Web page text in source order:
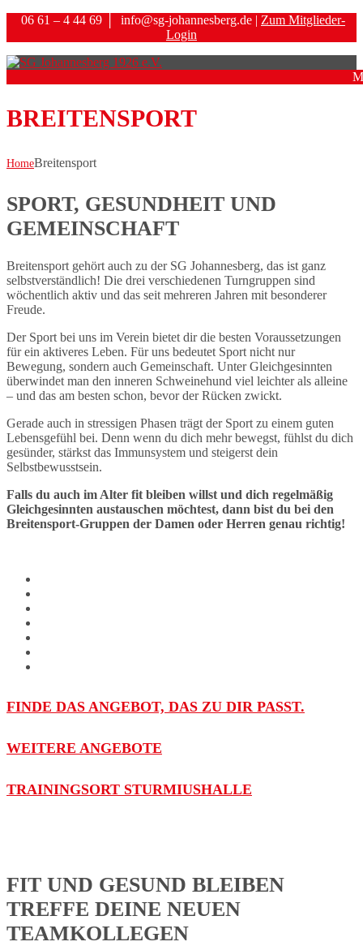
06 61 – 4 44 69 info@sg-johannesberg.de | Zum Mitglieder-
Login
BREITENSPORT
HomeBreitensport
SPORT, GESUNDHEIT UND
GEMEINSCHAFT
Breitensport gehört auch zu der SG Johannesberg, das ist ganz
selbstverständlich! Die drei verschiedenen Turngruppen sind
wöchentlich aktiv und das seit mehreren Jahren mit besonderer
Freude.
Der Sport bei uns im Verein bietet dir die besten Voraussetzungen
für ein aktiveres Leben. Für uns bedeutet Sport nicht nur
Bewegung, sondern auch Gemeinschaft. Unter Gleichgesinnten
überwindet man den inneren Schweinehund viel leichter als alleine
– und das am besten schon, bevor der Rücken zwickt.
Gerade auch in stressigen Phasen trägt der Sport zu einem guten
Lebensgefühl bei. Denn wenn du dich mehr bewegst, fühlst du dich
gesünder, stärkst das Immunsystem und steigerst dein
Selbstbewusstsein.
Falls du auch im Alter fit bleiben willst und dich regelmäßig
Gleichgesinnten austauschen möchtest, dann bist du bei den
Breitensport-Gruppen der Damen oder Herren genau richtig!
FINDE DAS ANGEBOT, DAS ZU DIR PASST.
WEITERE ANGEBOTE
TRAININGSORT STURMIUSHALLE
FIT UND GESUND BLEIBEN
TREFFE DEINE NEUEN
TEAMKOLLEGEN